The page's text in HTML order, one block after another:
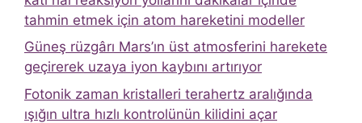
tahmin etmek için atom hareketini modeller
Güneş rüzgârı Mars’ın üst atmosferini harekete
geçirerek uzaya iyon kaybını artırıyor
Fotonik zaman kristalleri terahertz aralığında
ışığın ultra hızlı kontrolünün kilidini açar